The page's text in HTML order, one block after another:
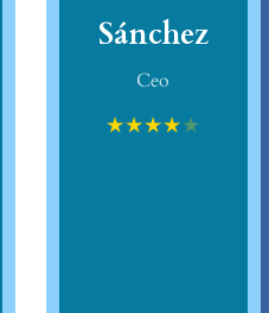
Sánchez
Ceo
★★★★★